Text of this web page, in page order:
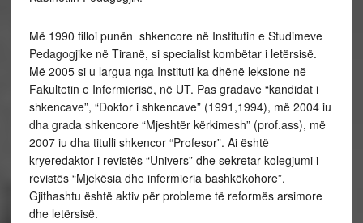
Më 1990 filloi punën shkencore në Institutin e Studimeve
Pedagogjike në Tiranë, si specialist kombëtar i letërsisë.
Më 2005 si u largua nga Instituti ka dhënë leksione në
Fakultetin e Infermierisë, në UT. Pas gradave “kandidat i
shkencave”, “Doktor i shkencave” (1991,1994), më 2004 iu
dha grada shkencore “Mjeshtër kërkimesh” (prof.ass), më
2007 iu dha titulli shkencor “Profesor”. Ai është
kryeredaktor i revistës “Univers” dhe sekretar kolegjumi i
revistës “Mjekësia dhe infermieria bashkëkohore”.
Gjithashtu është aktiv për probleme të reformës arsimore
dhe letërsisë.